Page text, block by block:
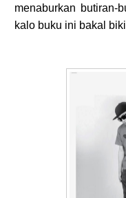
menaburkan butiran-
kalo buku ini bakal